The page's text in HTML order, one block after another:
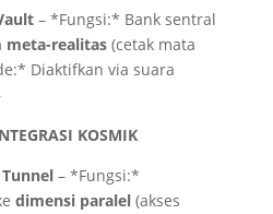
– *Fungsi:* Bank sentral
meta-realitas(cetak mata
Diaktifkan via suara
KOSMIK
– *Fungsi:*
dimensi paralel(akses